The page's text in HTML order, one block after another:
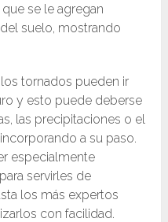
se le agregan
suelo, mostrando
tornados pueden ir
y esto puede deberse
las precipitaciones o el
a su paso.
especialmente
servirles de
los más expertos
con facilidad.